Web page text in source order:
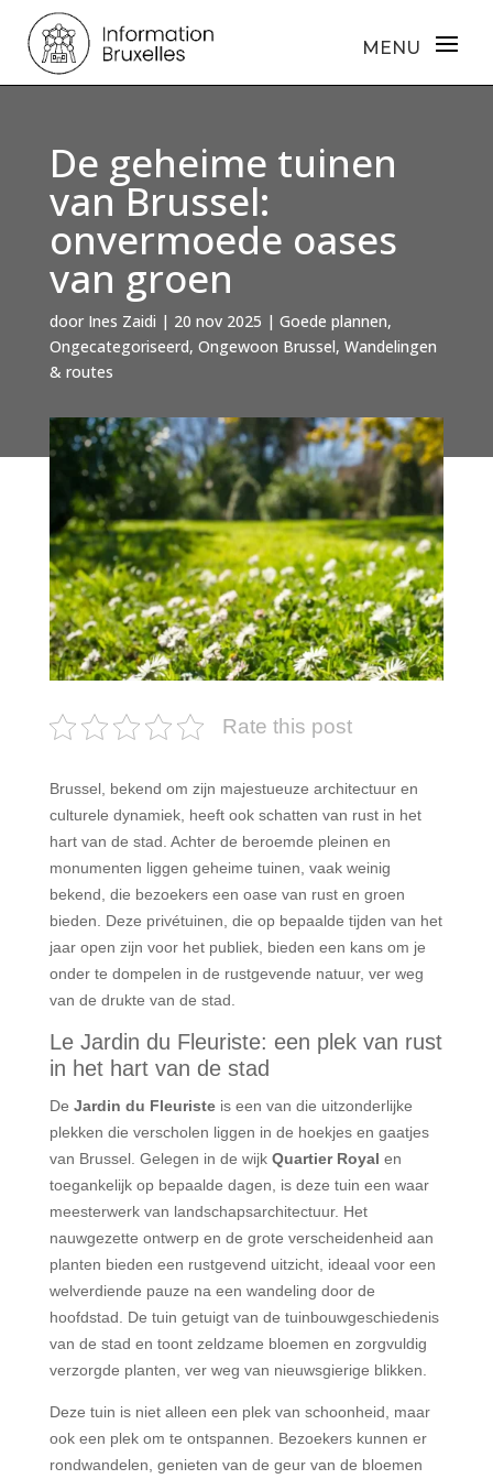
De geheime tuinen
van Brussel:
onvermoede oases
van groen
door Ines Zaidi | 20 nov 2025 | Goede plannen,
Ongecategoriseerd, Ongewoon Brussel, Wandelingen
& routes
Rate this post
Brussel, bekend om zijn majestueuze architectuur en
culturele dynamiek, heeft ook schatten van rust in het
hart van de stad. Achter de beroemde pleinen en
monumenten liggen geheime tuinen, vaak weinig
bekend, die bezoekers een oase van rust en groen
bieden. Deze privétuinen, die op bepaalde tijden van het
jaar open zijn voor het publiek, bieden een kans om je
onder te dompelen in de rustgevende natuur, ver weg
van de drukte van de stad.
Le Jardin du Fleuriste: een plek van rust
in het hart van de stad
De Jardin du Fleuristeis een van die uitzonderlijke
plekken die verscholen liggen in de hoekjes en gaatjes
van Brussel. Gelegen in de wijk Quartier Royal en
toegankelijk op bepaalde dagen, is deze tuin een waar
meesterwerk van landschapsarchitectuur. Het
nauwgezette ontwerp en de grote verscheidenheid aan
planten bieden een rustgevend uitzicht, ideaal voor een
welverdiende pauze na een wandeling door de
hoofdstad. De tuin getuigt van de tuinbouwgeschiedenis
van de stad en toont zeldzame bloemen en zorgvuldig
verzorgde planten, ver weg van nieuwsgierige blikken.
Deze tuin is niet alleen een plek van schoonheid, maar
ook een plek om te ontspannen. Bezoekers kunnen er
rondwandelen, genieten van de geur van de bloemen